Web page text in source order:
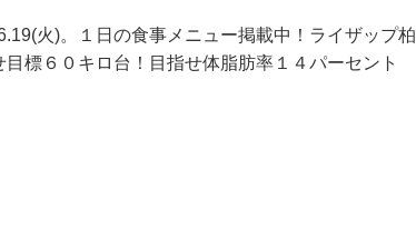
火)。１日の食事メニュー掲載中！ライザップ柏
標６０キロ台！目指せ体脂肪率１４パーセント